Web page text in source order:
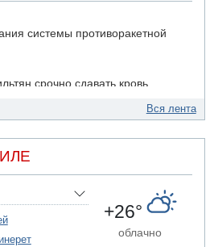
системы противоракетной
срочно сдавать кровь
в ООН Гилад Эрдан объявит в
выбросило тело
по Саудовскому танкеру
Вся лента
+26°
облачно